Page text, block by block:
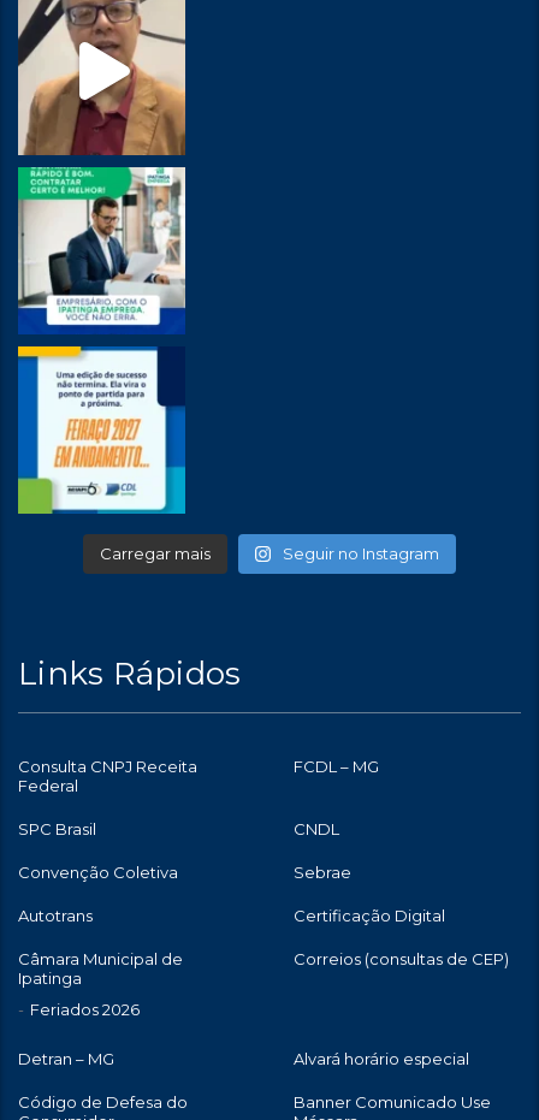
Carregar mais Seguir no Instagram
Links Rápidos
Consulta CNPJ Receita
Federal
FCDL – MG
SPC Brasil CNDL
Convenção Coletiva Sebrae
Autotrans Certificação Digital
Câmara Municipal de
Ipatinga
Feriados 2026
Correios (consultas de CEP)
Detran – MG Alvará horário especial
Código de Defesa do
Banner Comunicado Use